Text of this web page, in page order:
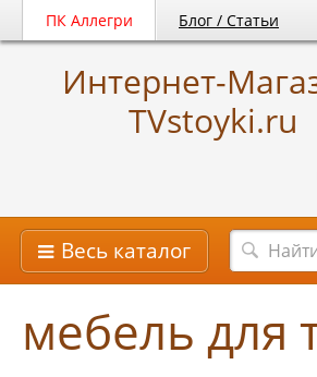
ПК Аллегри Блог / Статьи
Интернет-
TVstoyki.ru
Весь каталог
мебель для